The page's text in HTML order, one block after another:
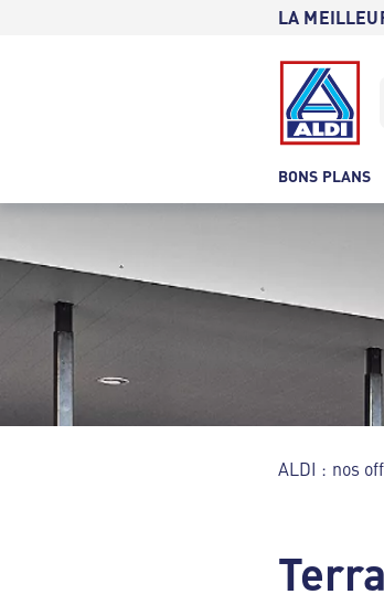
LA
BONS PLANS
ALDI : nos